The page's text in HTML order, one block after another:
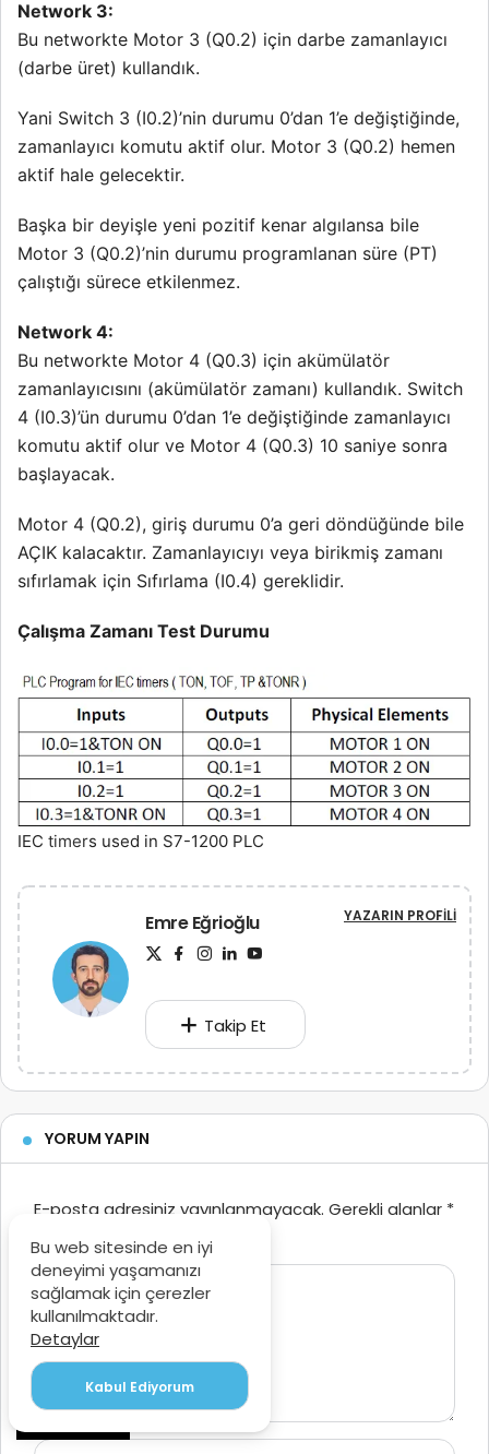
PAYLAŞ
Network 3:
Bu networkte Motor 3 (Q0.2) için darbe zamanlayıcı
(darbe üret) kullandık.
Yani Switch 3 (I0.2)’nin durumu 0’dan 1’e değiştiğinde,
zamanlayıcı komutu aktif olur. Motor 3 (Q0.2) hemen
aktif hale gelecektir.
Başka bir deyişle yeni pozitif kenar algılansa bile
Motor 3 (Q0.2)’nin durumu programlanan süre (PT)
çalıştığı sürece etkilenmez.
Network 4:
Bu networkte Motor 4 (Q0.3) için akümülatör
zamanlayıcısını (akümülatör zamanı) kullandık. Switch
4 (I0.3)’ün durumu 0’dan 1’e değiştiğinde zamanlayıcı
komutu aktif olur ve Motor 4 (Q0.3) 10 saniye sonra
başlayacak.
Motor 4 (Q0.2), giriş durumu 0’a geri döndüğünde bile
AÇIK kalacaktır. Zamanlayıcıyı veya birikmiş zamanı
sıfırlamak için Sıfırlama (I0.4) gereklidir.
Çalışma Zamanı Test Durumu
IEC timers used in S7-1200 PLC
Emre Eğrioğlu YAZARIN PROFILI
Takip Et
YORUM YAPIN
E-posta adresiniz yayınlanmayacak. Gerekli alanlar *
Yorumunuz *
Bu web sitesinde en iyi
deneyimi yaşamanızı
sağlamak için çerezler
kullanılmaktadır.
Detaylar
Kabul Ediyorum